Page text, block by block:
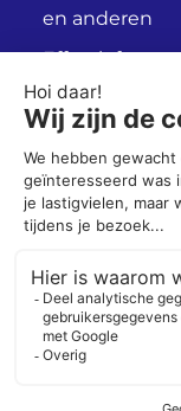
en anderen
Effectief
communiceren
Socials